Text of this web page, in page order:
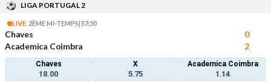
LIGA PORTUGAL 2
LIVE 2ÈME MI-TEMPS|57:50
Chaves
0
Academica Coimbra
2
Chaves
18.00
X
5.75
Academica Coimbra
1.14